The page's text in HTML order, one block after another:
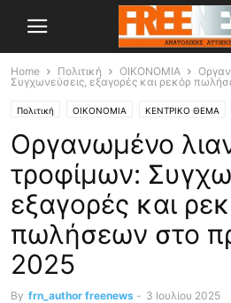
Home Πολιτική OIKONOMIA
Συγχωνεύσεις, εξαγορές και ρεκόρ
Πολιτική OIKONOMIA ΚΕΝΤΡΙΚΟ ΘΕΜΑ
Οργανωμένο
τροφίμων:
εξαγορές και
πωλήσεων στο
2025
By frn_author freenews - 3 Ιουλίου 2025